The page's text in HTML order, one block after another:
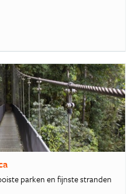
parken en fijnste stranden